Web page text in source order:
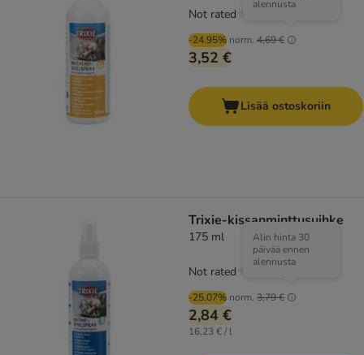
-24.95% norm. 4,69 €
alennusta
3,52 €
Not rated
Lisää ostoskoriin
Trixie-kissanminttusuihke
175 ml
-25.07% norm. 3,79 €
Alin hinta 30
päivää ennen
alennusta
2,84 €
16,23 € / l
Not rated